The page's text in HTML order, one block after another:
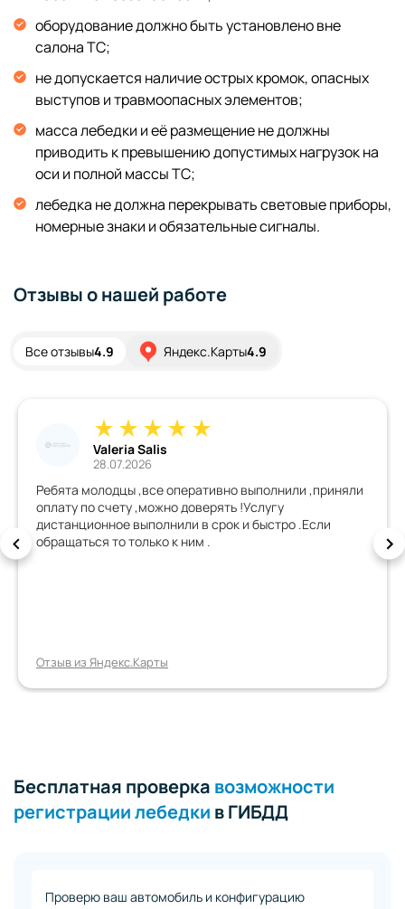
оборудование должно быть установлено вне
салона ТС;
не допускается наличие острых кромок, опасных
выступов и травмоопасных элементов;
масса лебедки и её размещение не должны
приводить к превышению допустимых нагрузок на
оси и полной массы ТС;
лебедка не должна перекрывать световые приборы,
номерные знаки и обязательные сигналы.
Отзывы о нашей работе
Все отзывы4.9 Яндекс.Карты4.9
Valeria Salis
28.07.2026
Ребята молодцы ,все оперативно выполнили ,приняли
оплату по счету ,можно доверять !Услугу
дистанционное выполнили в срок и быстро .Если
обращаться то только к ним .
Отзыв из Яндекс.Карты
Бесплатная проверка возможности
регистрации лебедки в ГИБДД
Проверю ваш автомобиль и конфигурацию